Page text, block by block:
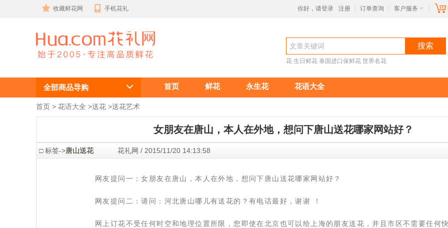
收藏鲜花网 手机花礼 你好，请登录 注册 订单查询 客户服务
女朋友在唐
山，本人在外
地，想问下唐
站好？
搜索
花 生日鲜花 泰国进口保鲜花 世界名花
全部商品导购 首页 鲜花 永生花 花语大全
首页 > 花语大全 >送花 >送花艺术
女朋友在唐山，本人在外地，想问下唐山送花哪家网站好？
□ 标签->唐山送花 花礼网 / 2015/11/20 14:13:58
网友提问一：女朋友在唐山，本人在外地，想问下唐山送花哪家网站好？
网友提问二：请问：河北唐山哪儿有送花的？有电话最好，谢谢 ！
网上订花不受任何时空和地理位置所限，您即使在北京也可以给上海的朋友送花，并且市区不需要任何